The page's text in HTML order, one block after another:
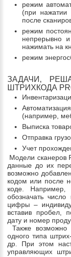
режим
(при нажатии
после
режим
непрерывно
нажимать на
режим
ЗАДАЧИ,
ШТРИХКОДА
(например,
Выписка
Отправка
Учет
Модели сканеров
данные до их
возможно
кодом или после
коде.
обозначать
цифры –
вставив пробел,
дату и номер
Также возможно
одного типа
др. При этом
управляющих